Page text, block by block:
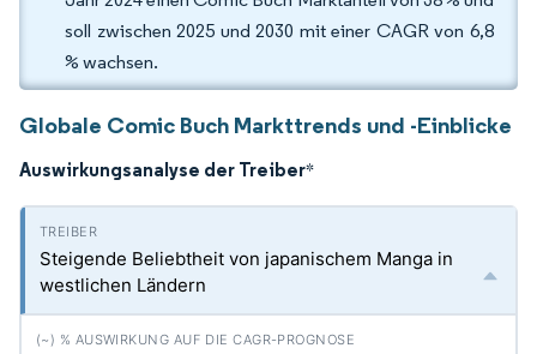
soll zwischen 2025 und 2030 mit einer CAGR von 6,8
% wachsen.
Globale Comic Buch Markttrends und -Einblicke
Auswirkungsanalyse der Treiber*
Steigende Beliebtheit von japanischem Manga in
westlichen Ländern